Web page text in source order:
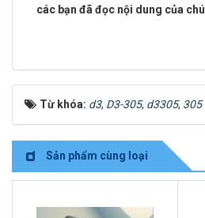
các bạn đã đọc nội dung của
Từ khóa: d3, D3-305, d3305, 305
Sản phẩm cùng loại